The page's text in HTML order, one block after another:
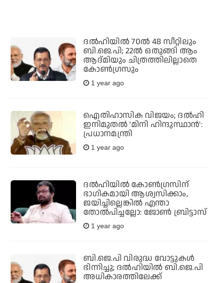
ദല്‍ഹിയില്‍ 70ല്‍ 48 സീറ്റിലും
ബി.ജെ.പി; 22ല്‍ ഒതുങ്ങി ആം
ആദ്മിയും ചിത്രത്തിലില്ലാതെ
കോണ്‍ഗ്രസും
1 year ago
ഐതിഹാസിക വിജയം; ദല്‍ഹി
ഇനിമുതല്‍ 'മിനി ഹിന്ദുസ്ഥാന്‍':
പ്രധാനമന്ത്രി
1 year ago
ദല്‍ഹിയില്‍ കോണ്‍ഗ്രസിന്
ഭാഗികമായി ആശ്വസിക്കാം,
ജയിച്ചില്ലെങ്കില്‍ എന്താ
തോല്‍പിച്ചല്ലോ: ജോണ്‍ ബ്രിട്ടാസ്
1 year ago
ബി.ജെ.പി വിരുദ്ധ വോട്ടുകള്‍
ഭിന്നിച്ചു; ദല്‍ഹിയില്‍ ബി.ജെ.പി
അധികാരത്തിലേക്ക്